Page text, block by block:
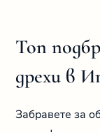
Топ
дрехи в
Забравете за